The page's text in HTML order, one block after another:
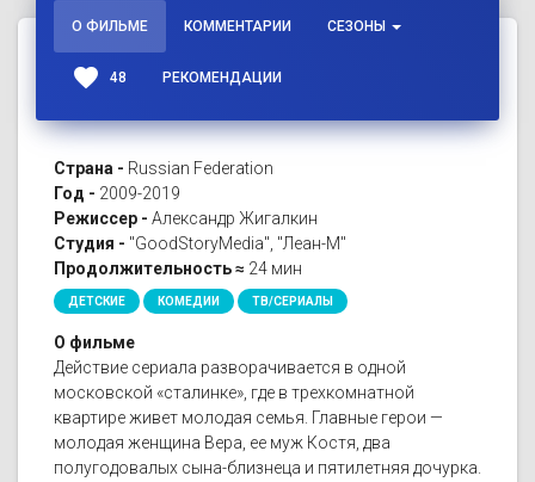
О ФИЛЬМЕ КОММЕНТАРИИ СЕЗОНЫ
favorite 48 РЕКОМЕНДАЦИИ
Страна - Russian Federation
Год - 2009-2019
Режиссер - Александр Жигалкин
Студия - "GoodStoryMedia", "Леан-М"
Продолжительность ≈ 24 мин
ДЕТСКИЕ КОМЕДИИ ТВ/СЕРИАЛЫ
О фильме
Действие сериала разворачивается в одной
московской «сталинке», где в трехкомнатной
квартире живет молодая семья. Главные герои —
молодая женщина Вера, ее муж Костя, два
полугодовалых сына-близнеца и пятилетняя дочурка.